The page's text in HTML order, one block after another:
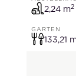
2,24 m2
GARTEN
133,21